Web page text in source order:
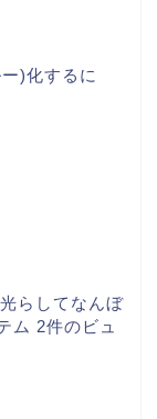
)化するに
らしてなんぼ
ム 2件のビュ